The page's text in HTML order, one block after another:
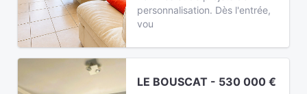
personnalisation. Dès l'entrée,
vou
LE BOUSCAT - 530 000 €